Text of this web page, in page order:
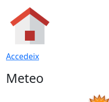
Accedeix
Meteo